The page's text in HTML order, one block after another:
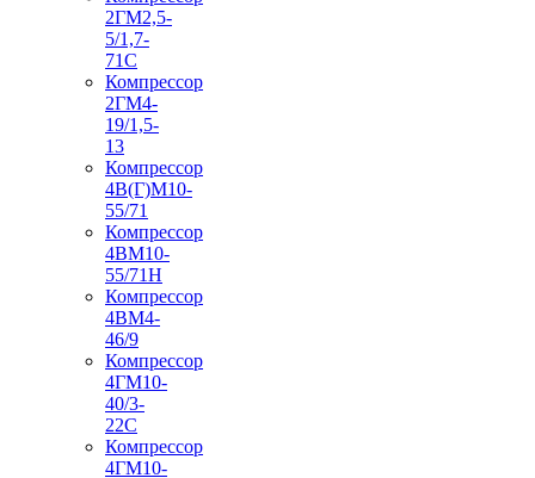
2ГМ2,5-
5/1,7-
71С
Компрессор
2ГМ4-
19/1,5-
13
Компрессор
4В(Г)М10-
55/71
Компрессор
4ВМ10-
55/71Н
Компрессор
4ВМ4-
46/9
Компрессор
4ГМ10-
40/3-
22С
Компрессор
4ГМ10-